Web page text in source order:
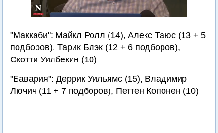
"Маккаби": Майкл Ролл (14), Алекс Таюс (13 + 5
подборов), Тарик Блэк (12 + 6 подборов),
Скотти Уилбекин (10)
"Бавария": Деррик Уильямс (15), Владимир
Лючич (11 + 7 подборов), Петтен Копонен (10)